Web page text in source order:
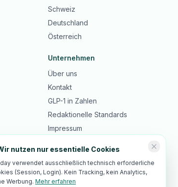
Schweiz
Deutschland
Österreich
Unternehmen
Über uns
Kontakt
GLP-1 in Zahlen
Redaktionelle Standards
Impressum
nutzen nur essentielle Cookies
verwendet ausschließlich technisch erforderliche
(Session, Login). Kein Tracking, kein Analytics,
Werbung. Mehr erfahren